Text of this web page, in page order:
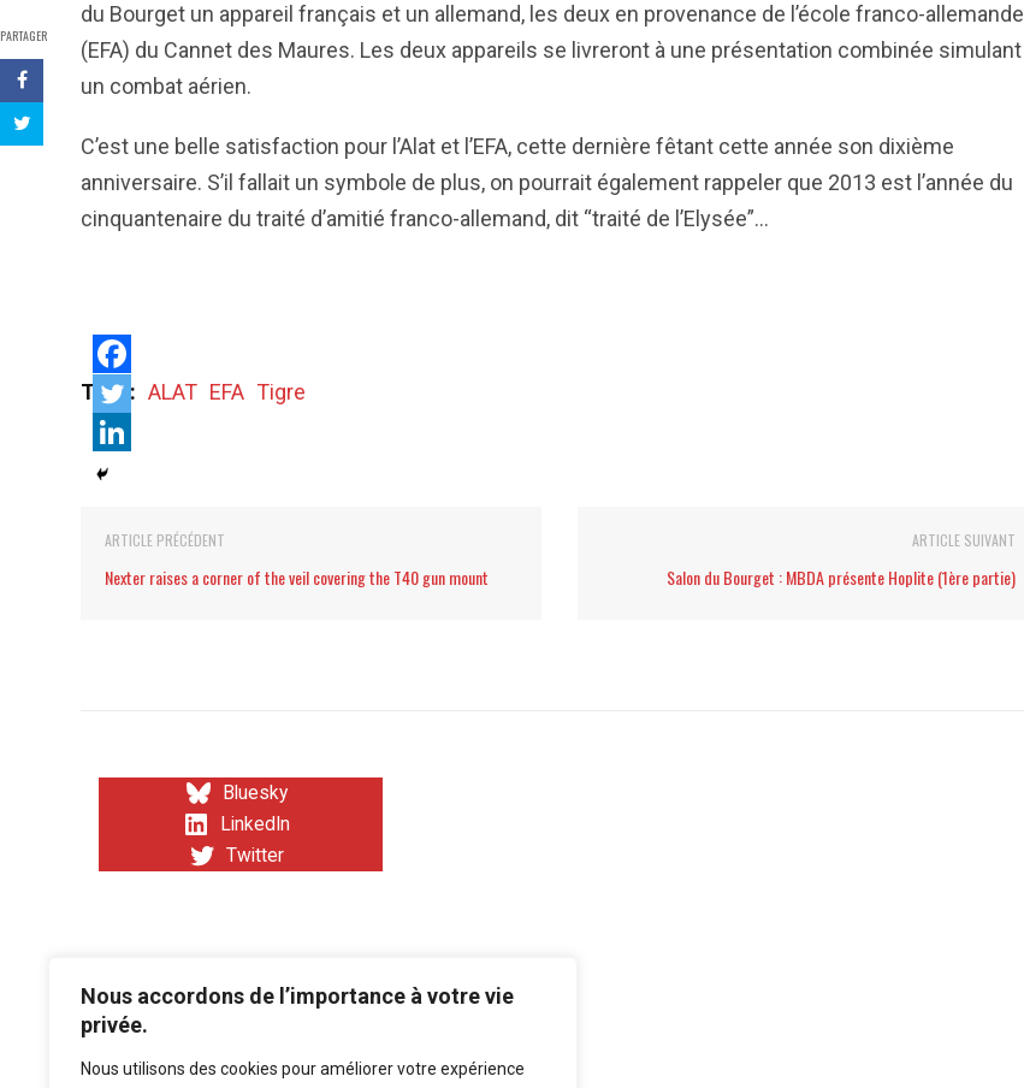
Nous accordons de l’importance à votre vie
privée.
Nous utilisons des cookies pour améliorer votre expérience
PARTAGER
du Bourget un appareil français et un allemand, les deux en provenance de l’école franco-allemande
(EFA) du Cannet des Maures. Les deux appareils se livreront à une présentation combinée simulant
un combat aérien.
C’est une belle satisfaction pour l’Alat et l’EFA, cette dernière fêtant cette année son dixième
anniversaire. S’il fallait un symbole de plus, on pourrait également rappeler que 2013 est l’année du
cinquantenaire du traité d’amitié franco-allemand, dit “traité de l’Elysée”…
Tags: ALAT EFA Tigre
ARTICLE PRÉCÉDENT
Nexter raises a corner of the veil covering the T40 gun mount
ARTICLE SUIVANT
Salon du Bourget : MBDA présente Hoplite (1ère partie)
Bluesky
LinkedIn
Twitter